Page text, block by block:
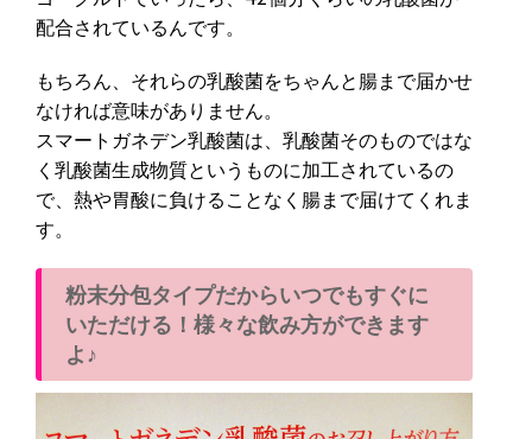
配合されているんです。
もちろん、それらの乳酸菌をちゃんと腸まで届かせ
なければ意味がありません。
スマートガネデン乳酸菌は、乳酸菌そのものではな
く乳酸菌生成物質というものに加工されているの
で、熱や胃酸に負けることなく腸まで届けてくれま
す。
粉末分包タイプだからいつでもすぐに
いただける！様々な飲み方ができます
よ♪